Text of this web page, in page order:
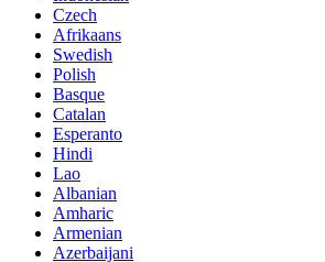
Czech
Afrikaans
Swedish
Polish
Basque
Catalan
Esperanto
Hindi
Lao
Albanian
Amharic
Armenian
Azerbaijani